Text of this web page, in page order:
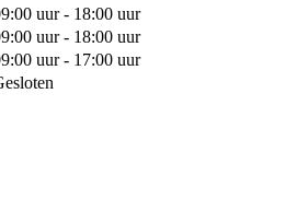
uur - 18:00 uur
uur - 18:00 uur
uur - 17:00 uur